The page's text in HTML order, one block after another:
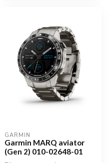
GARMIN
Garmin MARQ aviator
(Gen 2) 010-02648-01